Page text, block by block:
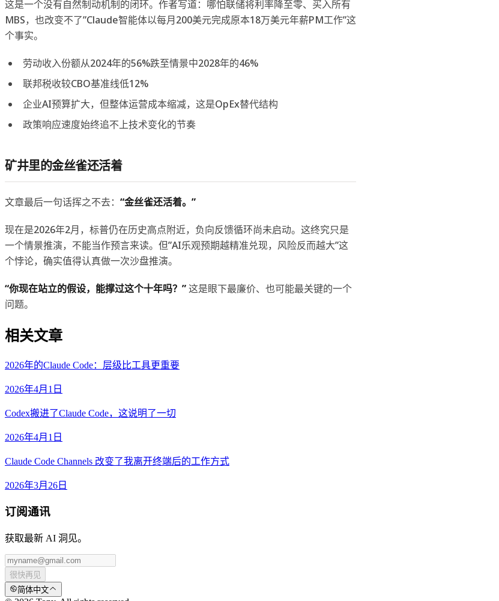
这是一个没有自然制动机制的闭环。作者写道：哪怕联储将利率降至零、买入所有
MBS，也改变不了”Claude智能体以每月200美元完成原本18万美元年薪PM工作”这
个事实。
劳动收入份额从2024年的56%跌至情景中2028年的46%
联邦税收较CBO基准线低12%
企业AI预算扩大，但整体运营成本缩减，这是OpEx替代结构
政策响应速度始终追不上技术变化的节奏
矿井里的金丝雀还活着
文章最后一句话挥之不去： “金丝雀还活着。”
现在是2026年2月，标普仍在历史高点附近，负向反馈循环尚未启动。这终究只是
一个情景推演，不能当作预言来读。但”AI乐观预期越精准兑现，风险反而越大”这
个悖论，确实值得认真做一次沙盘推演。
“你现在站立的假设，能撑过这个十年吗？”这是眼下最廉价、也可能最关键的一个
问题。
相关文章
2026年的Claude Code：层级比工具更重要
2026年4月1日
Codex搬进了Claude Code，这说明了一切
2026年4月1日
Claude Code Channels 改变了我离开终端后的工作方式
2026年3月26日
订阅通讯
获取最新 AI 洞见。
很快再见
简体中文